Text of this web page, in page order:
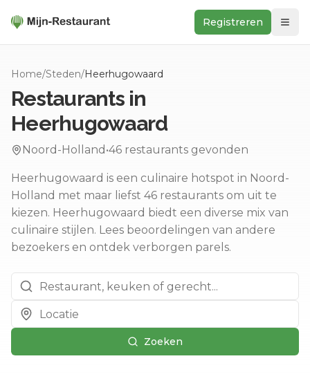
Registreren
In de buurt
Ontdek
Keukens
Foodwall
Reviews
Home/Steden/Heerhugowaard
Restaurants in
Heerhugowaard
Noord-Holland •46 restaurants gevonden
Heerhugowaard is een culinaire hotspot in Noord-
Holland met maar liefst 46 restaurants om uit te
kiezen. Heerhugowaard biedt een diverse mix van
culinaire stijlen. Lees beoordelingen van andere
bezoekers en ontdek verborgen parels.
Zoeken